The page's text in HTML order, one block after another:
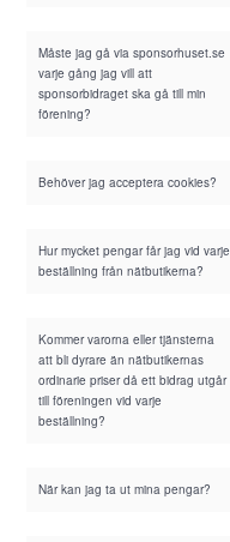
Måste jag gå via sponsorhuset.se
varje gång jag vill att
sponsorbidraget ska gå till min
förening?
Behöver jag acceptera cookies?
Hur mycket pengar får jag vid varje
beställning från nätbutikerna?
Kommer varorna eller tjänsterna
att bli dyrare än nätbutikernas
ordinarie priser då ett bidrag utgår
till föreningen vid varje
beställning?
När kan jag ta ut mina pengar?